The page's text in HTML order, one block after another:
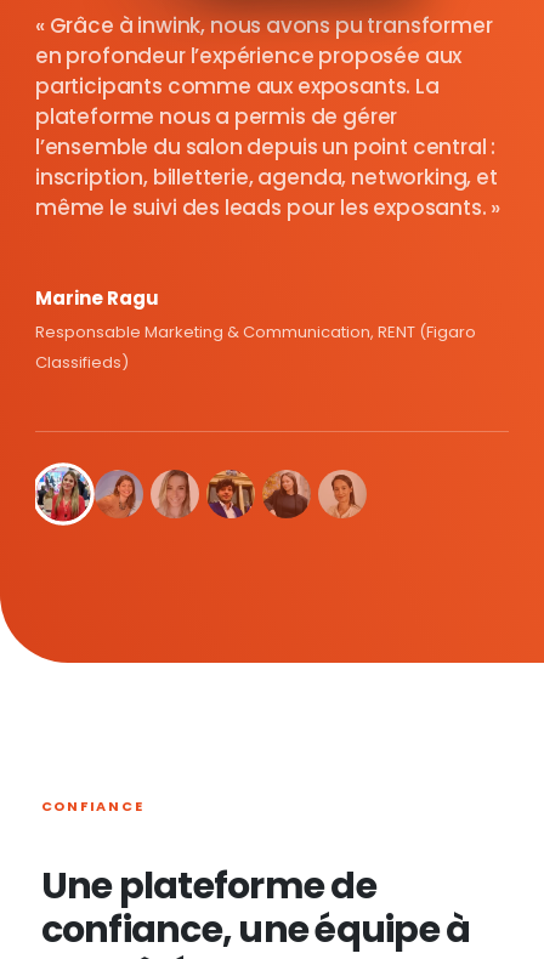
Grâce à inwink, nous avons pu transformer
en profondeur l’expérience proposée aux
participants comme aux exposants. La
plateforme nous a permis de gérer
l’ensemble du salon depuis un point central :
inscription, billetterie, agenda, networking, et
même le suivi des leads pour les exposants.
Marine Ragu
Responsable Marketing & Communication, RENT (Figaro
Classifieds)
CONFIANCE
Une plateforme de
confiance, une équipe à